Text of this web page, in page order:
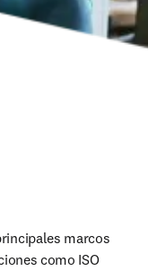
marcos
como ISO